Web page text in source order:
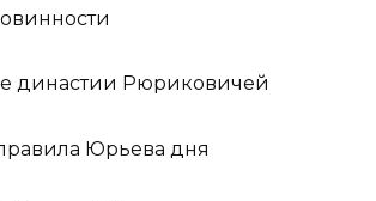
династии Рюриковичей
Юрьева дня